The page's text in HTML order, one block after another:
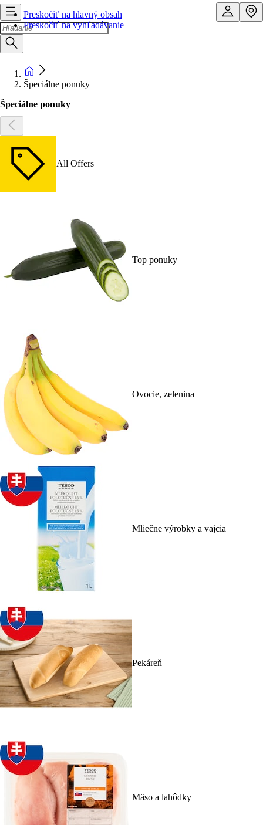
Preskočiť na hlavný obsah
Preskočiť na vyhľadávanie
Špeciálne ponuky
Špeciálne ponuky
All Offers
Top ponuky
Ovocie, zelenina
Mliečne výrobky a vajcia
Pekáreň
Mäso a lahôdky